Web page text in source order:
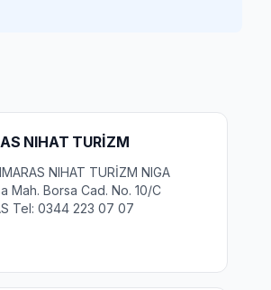
NIHAT TURİZM
NIHAT TURİZM NIGA
Mah. Borsa Cad. No. 10/C
Tel: 0344 223 07 07